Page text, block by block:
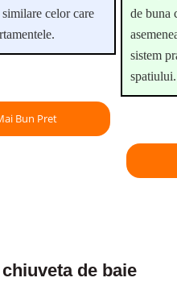
celor care
Bun Pret
de buna
sistem
spatiului.
de baie